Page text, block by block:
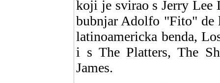
koji je svirao s Jerry Lee
bubnjar Adolfo "Fito" de
latinoamericka benda,
i s The Platters, The
James.